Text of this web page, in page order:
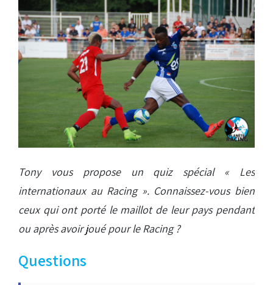
Tony vous propose un quiz spécial « Les
internationaux au Racing ». Connaissez-vous bien
ceux qui ont porté le maillot de leur pays pendant
ou après avoir joué pour le Racing ?
Questions